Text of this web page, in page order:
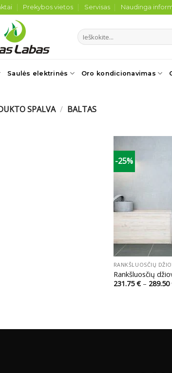
Prekybos vietos Servisas Naudinga
Ieškoti:
Saulės elektrinės Oro kondicionavimas
SPALVA / BALTAS
-25%
+
RANKŠLUOSČIŲ
Rankšluosčių
231.75€ – 289.50